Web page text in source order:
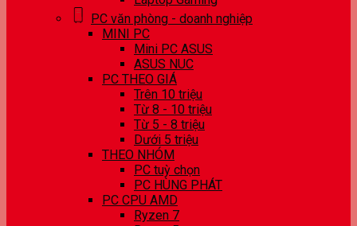
PC văn phòng - doanh nghiệp
MINI PC
Mini PC ASUS
ASUS NUC
PC THEO GIÁ
Trên 10 triệu
Từ 8 - 10 triệu
Từ 5 - 8 triệu
Dưới 5 triệu
THEO NHÓM
PC tuỳ chọn
PC HÙNG PHÁT
PC CPU AMD
Ryzen 7